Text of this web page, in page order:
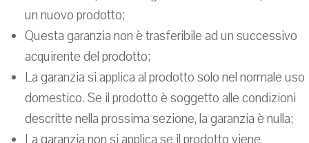
un nuovo prodotto;
Questa garanzia non è trasferibile ad un successivo
acquirente del prodotto;
La garanzia si applica al prodotto solo nel normale uso
domestico. Se il prodotto è soggetto alle condizioni
descritte nella prossima sezione, la garanzia è nulla;